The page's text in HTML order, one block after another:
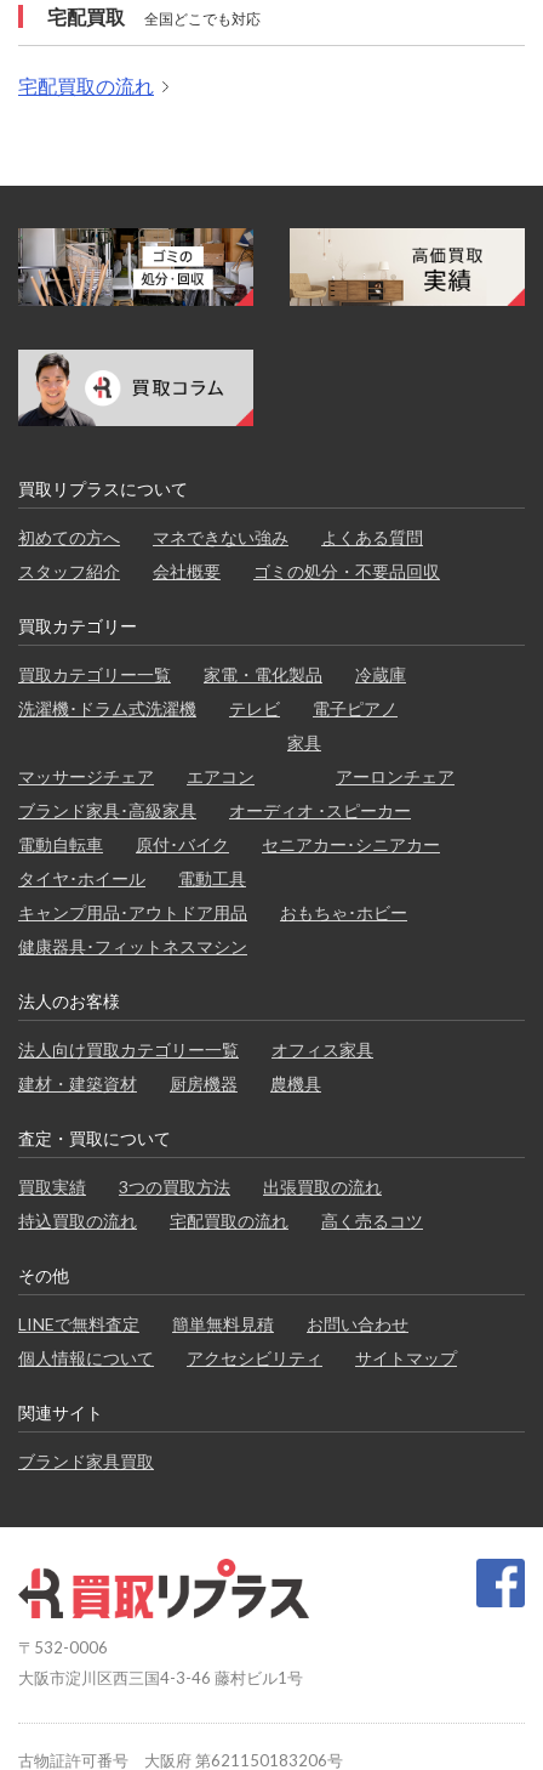
宅配買取 全国どこでも対応
宅配買取の流れ
買取リプラスについて
初めての方へ マネできない強み
よくある質問
スタッフ紹介
会社概要 ゴミの処分・不要品回収
買取カテゴリー
買取カテゴリー一覧 家電・電化製品
冷蔵庫
洗濯機･ドラム式洗濯機
テレビ 電子ピアノ
マッサージチェア エアコン
家具
アーロンチェア
ブランド家具･高級家具
オーディオ ･スピーカー
電動自転車
原付･バイク
セニアカー･シニアカー
タイヤ･ホイール
電動工具
キャンプ用品･アウトドア用品
おもちゃ･ホビー
健康器具･フィットネスマシン
法人のお客様
法人向け買取カテゴリー一覧
オフィス家具
建材・建築資材
厨房機器 農機具
査定・買取について
買取実績 3つの買取方法
出張買取の流れ
持込買取の流れ
宅配買取の流れ 高く売るコツ
その他
LINEで無料査定 簡単無料見積
お問い合わせ
個人情報について
アクセシビリティ サイトマップ
関連サイト
ブランド家具買取
〒532-0006
大阪市淀川区西三国4-3-46 藤村ビル1号
古物証許可番号 大阪府 第621150183206号